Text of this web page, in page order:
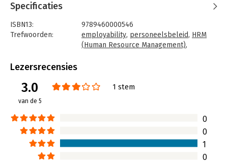
als het behouden van uw nieuwe medewerker. Want vinden is
Dit boek is de logische opvolger van 'Hoera! Ik heb een nieuwe
baan', dat alom is geprezen vanwege de vlotte stijl en
werkgeverschap voor iedereen toegankelijk. Klik op
u direct mee aan de slag kunt.
Specificaties
ISBN13:
9789460000546
Trefwoorden:
employability, personeelsbeleid, HRM
(Human Resource Management),
Bindwijze:
paperback
Uitgever:
Druk:
Verschijningsdatum:
Hoofdrubriek: Personeelsmanagement
Lezersrecensies
3.0
van de 5
1 stem
0
0
1
0